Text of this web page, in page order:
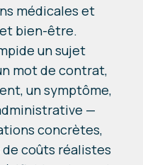
médicales et
bien-être.
un sujet
mot de contrat,
un symptôme,
—
concrètes,
coûts réalistes